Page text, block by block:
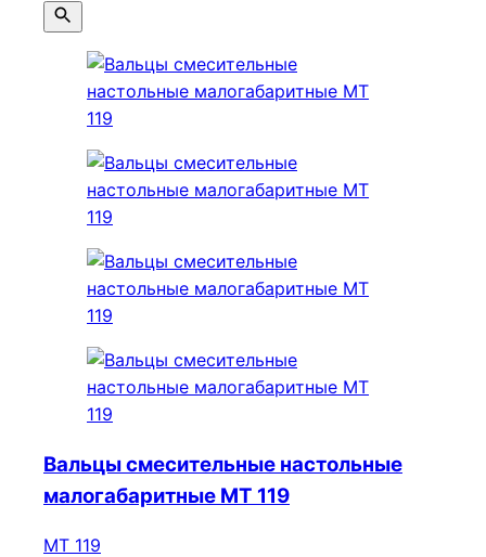
Вальцы смесительные настольные
малогабаритные МТ 119
МТ 119